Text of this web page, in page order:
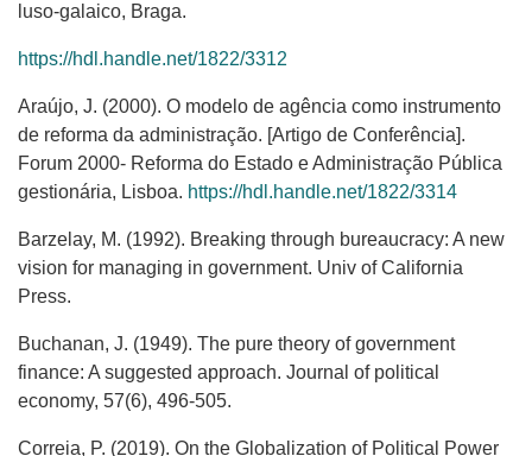
luso-galaico, Braga.
https://hdl.handle.net/1822/3312
Araújo, J. (2000). O modelo de agência como instrumento
de reforma da administração. [Artigo de Conferência].
Forum 2000- Reforma do Estado e Administração Pública
gestionária, Lisboa. https://hdl.handle.net/1822/3314
Barzelay, M. (1992). Breaking through bureaucracy: A new
vision for managing in government. Univ of California
Press.
Buchanan, J. (1949). The pure theory of government
finance: A suggested approach. Journal of political
economy, 57(6), 496-505.
Correia, P. (2019). On the Globalization of Political Power